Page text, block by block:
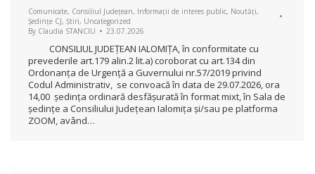
Comunicate, Consiliul Județean, Informații de interes public, Noutăți,
Ședințe CJ, Știri, Uncategorized
By Claudia STANCIU 23.07.2026
CONSILIUL JUDEŢEAN IALOMIŢA, în conformitate cu
prevederile art.179 alin.2 lit.a) coroborat cu art.134 din
Ordonanța de Urgență a Guvernului nr.57/2019 privind
Codul Administrativ, se convoacă în data de 29.07.2026, ora
14,00 ședința ordinară desfășurată în format mixt, în Sala de
ședințe a Consiliului Județean Ialomița și/sau pe platforma
ZOOM, având…